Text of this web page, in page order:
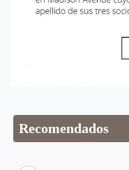
Recomendados